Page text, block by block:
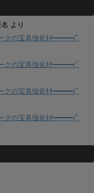
名 より
ークの宝具強化ｷﾀ━━━(ﾟ
ークの宝具強化ｷﾀ━━━(ﾟ
ークの宝具強化ｷﾀ━━━(ﾟ
ークの宝具強化ｷﾀ━━━(ﾟ